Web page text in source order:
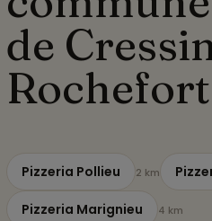
de
Rochefort
Pizzeria Pollieu 2 km
Pizzeria Marignieu 4 km